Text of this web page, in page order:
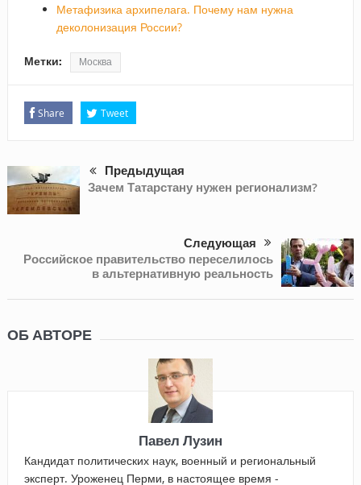
Метафизика архипелага. Почему нам нужна
деколонизация России?
Метки: Москва
Share Tweet
Предыдущая
Зачем Татарстану нужен регионализм?
Следующая
Российское правительство переселилось
в альтернативную реальность
ОБ АВТОРЕ
Павел Лузин
Кандидат политических наук, военный и региональный
эксперт. Уроженец Перми, в настоящее время -